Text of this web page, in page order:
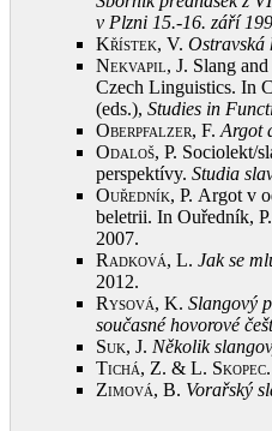
v Plzni 15.‑16. září
Křístek, V. Ostravská
Nekvapil, J. Slang
Czech Linguistics. In
(eds.), Studies in
Oberpfalzer, F. Argot
Odaloš, P. Sociolekt/
perspektívy. Studia
Ouředník, P. Argot v
beletrii. In Ouředník, P.
2007.
Radková, L. Jak se
2012.
Rysová, K. Slangový
současné hovorové
Suk, J. Několik
Tichá, Z. & L. Skopec.
Zimová, B. Vorařský